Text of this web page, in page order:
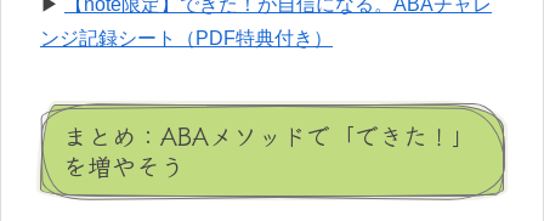
▶
【note限定】できた！が自信になる。ABAチャレ
ンジ記録シート（PDF特典付き）
まとめ：ABAメソッドで「できた！」
を増やそう